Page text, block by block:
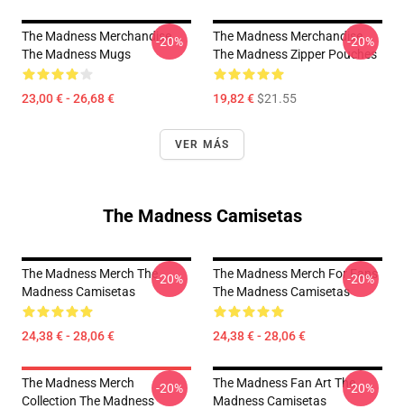
The Madness Merchandise
The Madness Mugs
23,00 € - 26,68 €
-20%
The Madness Merchandise
The Madness Zipper Pouches
19,82 €$21.55
-20%
VER MÁS
The Madness Camisetas
The Madness Merch The
Madness Camisetas
24,38 € - 28,06 €
-20%
The Madness Merch For Fans
The Madness Camisetas
24,38 € - 28,06 €
-20%
The Madness Merch
Collection The Madness
-20%
The Madness Fan Art The
Madness Camisetas
-20%